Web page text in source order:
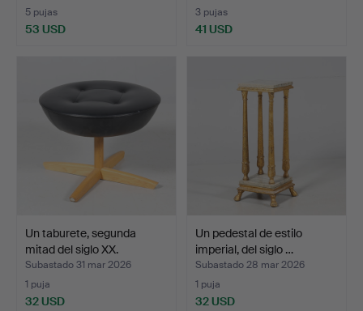
5 pujas
53 USD
3 pujas
41 USD
Un taburete, segunda
mitad del siglo XX.
Subastado 31 mar 2026
1 puja
32 USD
Un pedestal de estilo
imperial, del siglo …
Subastado 28 mar 2026
1 puja
32 USD